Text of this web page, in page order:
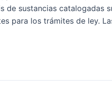
sustancias catalogadas
para los trámites de ley.